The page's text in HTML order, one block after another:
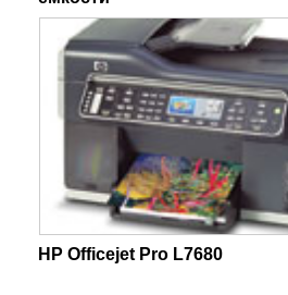
HP Officejet Pro L7680